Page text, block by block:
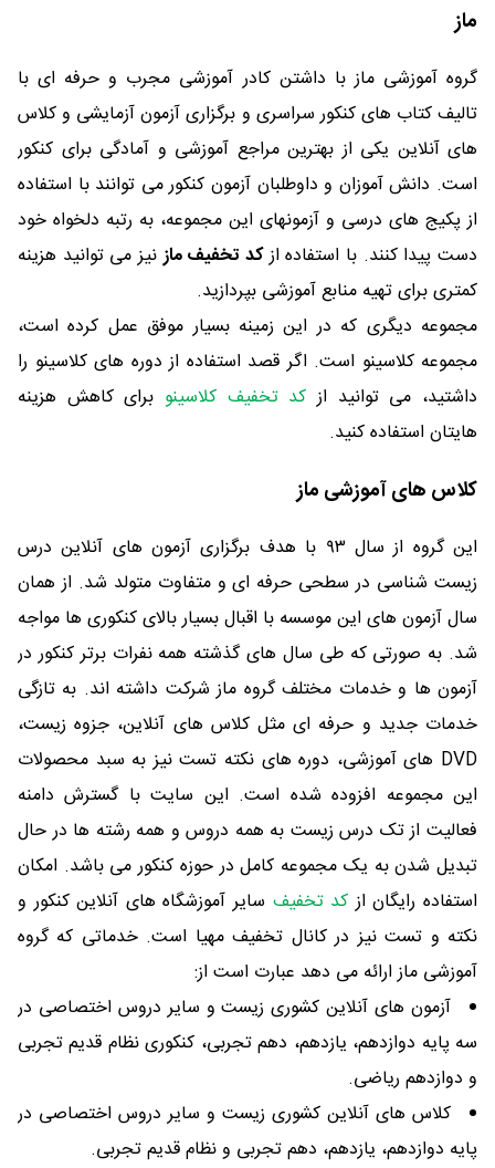
ماز
گروه آموزشی ماز با داشتن کادر آموزشی مجرب و حرفه ای با
تالیف کتاب های کنکور سراسری و برگزاری آزمون آزمایشی و کلاس
های آنلاین یکی از بهترین مراجع آموزشی و آمادگی برای کنکور
است. دانش آموزان و داوطلبان آزمون کنکور می توانند با استفاده
از پکیج های درسی و آزمونهای این مجموعه، به رتبه دلخواه خود
دست پیدا کنند. با استفاده ازکد تخفیف مازنیز می توانید هزینه
کمتری برای تهیه منابع آموزشی بپردازید.
مجموعه دیگری که در این زمینه بسیار موفق عمل کرده است،
مجموعه کلاسینو است. اگر قصد استفاده از دوره های کلاسینو را
داشتید، می توانید از کد تخفیف کلاسینو برای کاهش هزینه
هایتان استفاده کنید.
کلاس های آموزشی ماز
این گروه از سال ۹۳ با هدف برگزاری آزمون های آنلاین درس
زیست شناسی در سطحی حرفه ای و متفاوت متولد شد. از همان
سال آزمون های این موسسه با اقبال بسیار بالای کنکوری ها مواجه
شد. به صورتی که طی سال های گذشته همه نفرات برتر کنکور در
آزمون ها و خدمات مختلف گروه ماز شرکت داشته اند. به تازگی
خدمات جدید و حرفه ای مثل کلاس های آنلاین، جزوه زیست،
DVD های آموزشی، دوره های نکته تست نیز به سبد محصولات
این مجموعه افزوده شده است. این سایت با گسترش دامنه
فعالیت از تک درس زیست به همه دروس و همه رشته ها در حال
تبدیل شدن به یک مجموعه کامل در حوزه کنکور می باشد. امکان
استفاده رایگان از کد تخفیف سایر آموزشگاه های آنلاین کنکور و
نکته و تست نیز در کانال تخفیف مهیا است. خدماتی که گروه
آموزشی ماز ارائه می دهد عبارت است از:
آزمون های آنلاین کشوری زیست و سایر دروس اختصاصی در
سه پایه دوازدهم، یازدهم، دهم تجربی، کنکوری نظام قدیم تجربی
و دوازدهم ریاضی.
کلاس های آنلاین کشوری زیست و سایر دروس اختصاصی در
پایه دوازدهم، یازدهم، دهم تجربی و نظام قدیم تجربی.